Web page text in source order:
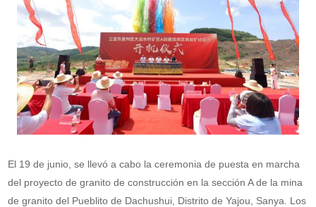
El 19 de junio, se llevó a cabo la ceremonia de puesta en marcha
del proyecto de granito de construcción en la sección A de la mina
de granito del Pueblito de Dachushui, Distrito de Yajou, Sanya. Los